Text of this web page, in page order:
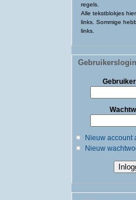
regels.
Alle tekstblokjes
links. Sommige
links.
Gebruikerslogin
Nieuw account
Nieuw